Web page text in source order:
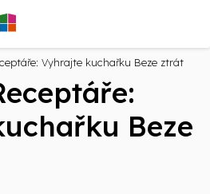
Vyhrajte kuchařku Beze ztrát
Beze